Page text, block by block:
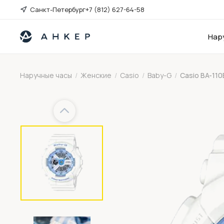
Санкт-Петербург+7 (812) 627-64-58
Наручные часы / Женские / Casio / Baby-G / Casio BA-
Previous